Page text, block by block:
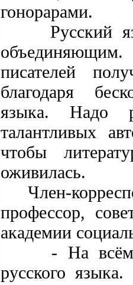
гонорарами.
Русский
писателей
благодаря
языка. Надо
талантливых
чтобы
оживилась.
Член-
профессор,
академии
- На всём
русского